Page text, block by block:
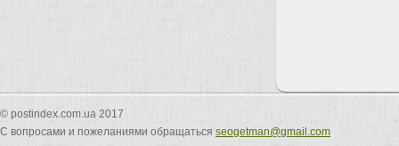
© postindex.com.ua 2017
С вопросами и пожеланиями обращаться seogetman@gmail.com